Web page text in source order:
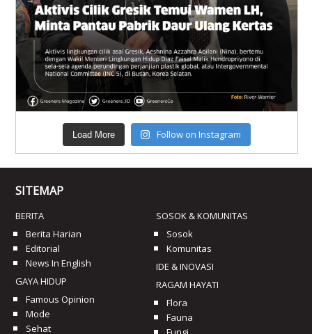
Load More Follow on Instagram
SITEMAP
BERITA
Berita Harian
Editorial
News In English
GAYA HIDUP
Famous Opinion
Mode
Sehat
SOSOK & KOMUNITAS
Sosok
Komunitas
IDE & INOVASI
RAGAM HAYATI
Flora
Fauna